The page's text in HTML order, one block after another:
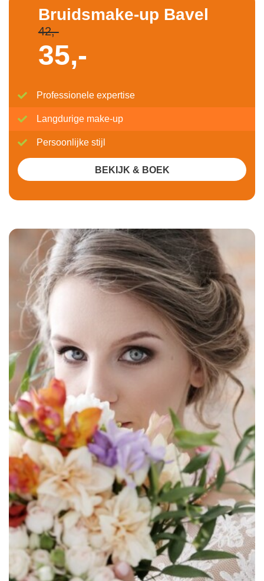
Bruidsmake-up Bavel
42,-
35,-
Professionele expertise
Langdurige make-up
Persoonlijke stijl
BEKIJK & BOEK